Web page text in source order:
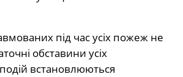
під час усіх пожеж не
обставини усіх
встановлюються